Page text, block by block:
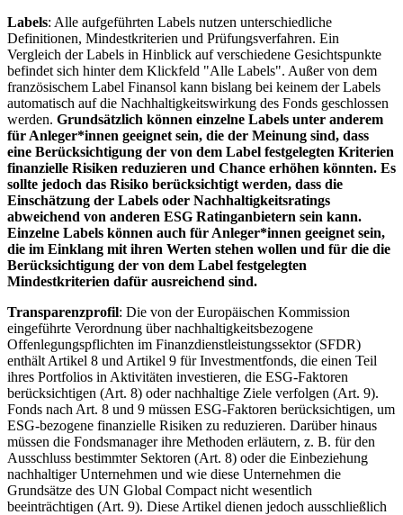
Labels: Alle aufgeführten Labels nutzen unterschiedliche
Definitionen, Mindestkriterien und Prüfungsverfahren. Ein
Vergleich der Labels in Hinblick auf verschiedene Gesichtspunkte
befindet sich hinter dem Klickfeld "Alle Labels". Außer von dem
französischem Label Finansol kann bislang bei keinem der Labels
automatisch auf die Nachhaltigkeitswirkung des Fonds geschlossen
werden. Grundsätzlich können einzelne Labels unter anderem
für Anleger*innen geeignet sein, die der Meinung sind, dass
eine Berücksichtigung der von dem Label festgelegten Kriterien
finanzielle Risiken reduzieren und Chance erhöhen könnten. Es
sollte jedoch das Risiko berücksichtigt werden, dass die
Einschätzung der Labels oder Nachhaltigkeitsratings
abweichend von anderen ESG Ratinganbietern sein kann.
Einzelne Labels können auch für Anleger*innen geeignet sein,
die im Einklang mit ihren Werten stehen wollen und für die die
Berücksichtigung der von dem Label festgelegten
Mindestkriterien dafür ausreichend sind.
Transparenzprofil: Die von der Europäischen Kommission
eingeführte Verordnung über nachhaltigkeitsbezogene
Offenlegungspflichten im Finanzdienstleistungssektor (SFDR)
enthält Artikel 8 und Artikel 9 für Investmentfonds, die einen Teil
ihres Portfolios in Aktivitäten investieren, die ESG-Faktoren
berücksichtigen (Art. 8) oder nachhaltige Ziele verfolgen (Art. 9).
Fonds nach Art. 8 und 9 müssen ESG-Faktoren berücksichtigen, um
ESG-bezogene finanzielle Risiken zu reduzieren. Darüber hinaus
müssen die Fondsmanager ihre Methoden erläutern, z. B. für den
Ausschluss bestimmter Sektoren (Art. 8) oder die Einbeziehung
nachhaltiger Unternehmen und wie diese Unternehmen die
Grundsätze des UN Global Compact nicht wesentlich
beeinträchtigen (Art. 9). Diese Artikel dienen jedoch ausschließlich